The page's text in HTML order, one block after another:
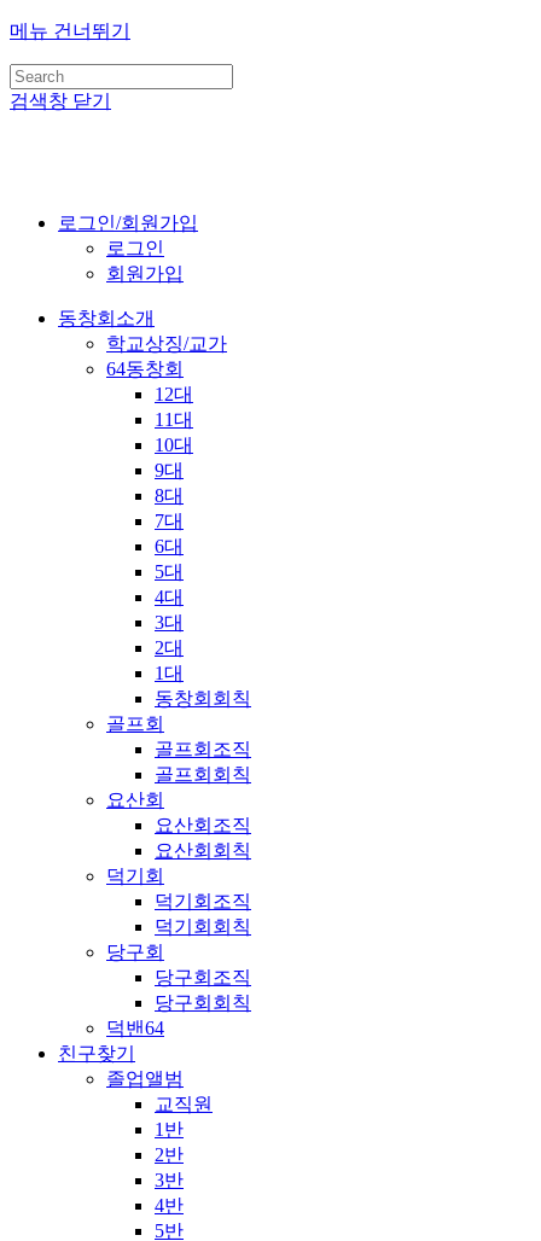
메뉴 건너뛰기
검색창 닫기
로그인/회원가입
로그인
회원가입
동창회소개
학교상징/교가
64동창회
12대
11대
10대
9대
8대
7대
6대
5대
4대
3대
2대
1대
동창회회칙
골프회
골프회조직
골프회회칙
요산회
요산회조직
요산회회칙
덕기회
덕기회조직
덕기회회칙
당구회
당구회조직
당구회회칙
덕밴64
친구찾기
졸업앨범
교직원
1반
2반
3반
4반
5반